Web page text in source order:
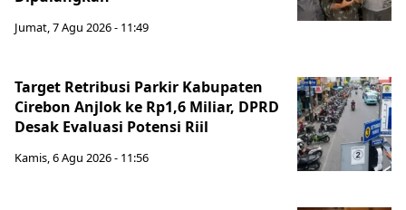
Jumat, 7 Agu 2026 - 11:49
Target Retribusi Parkir Kabupaten
Cirebon Anjlok ke Rp1,6 Miliar, DPRD
Desak Evaluasi Potensi Riil
Kamis, 6 Agu 2026 - 11:56